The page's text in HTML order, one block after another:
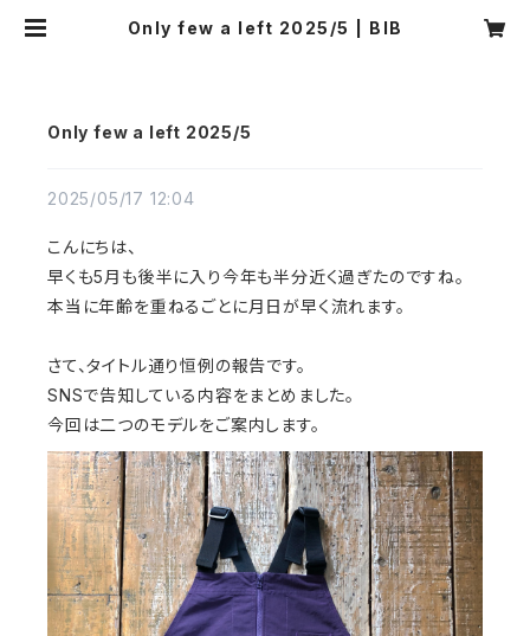
Only few a left 2025/5 | BIB
Only few a left 2025/5
2025/05/17 12:04
こんにちは、
早くも5月も後半に入り今年も半分近く過ぎたのですね。
本当に年齢を重ねるごとに月日が早く流れます。
さて、タイトル通り恒例の報告です。
SNSで告知している内容をまとめました。
今回は二つのモデルをご案内します。